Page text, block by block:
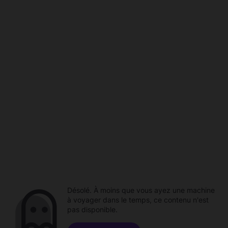
Désolé. À moins que vous ayez une machine
à voyager dans le temps, ce contenu n'est
pas disponible.